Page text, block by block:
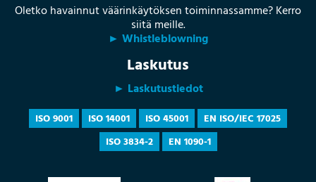
Oletko havainnut väärinkäytöksen toiminnassamme? Kerro
siitä meille.
► Whistleblowning
Laskutus
► Laskutustiedot
ISO 9001 ISO 14001 ISO 45001
EN ISO/IEC 17025
ISO 3834-2
EN 1090-1